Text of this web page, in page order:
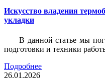
Искусство владения
укладки
В данной статье мы
подготовки и техники
Подробнее
26.01.2026